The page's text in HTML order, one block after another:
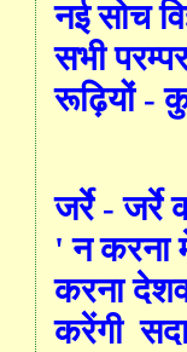
नई सोच
सभी
रूढ़ियों -
जर्रे -
'न करना
करना
करेंगी